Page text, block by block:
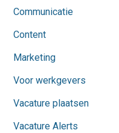
Communicatie
Content
Marketing
Voor werkgevers
Vacature plaatsen
Vacature Alerts